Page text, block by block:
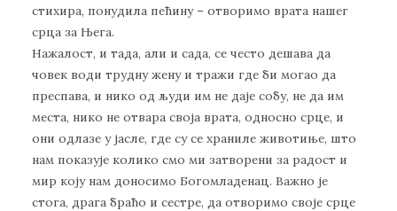
стихира, понудила пећину – отворимо врата нашег
срца за Њега.
Нажалост, и тада, али и сада, се често дешава да
човек води трудну жену и тражи где би могао да
преспава, и нико од људи им не даје собу, не да им
места, нико не отвара своја врата, односно срце, и
они одлазе у јасле, где су се храниле животиње, што
нам показује колико смо ми затворени за радост и
мир коју нам доносимо Богомладенац. Важно је
стога, драга браћо и сестре, да отворимо своје срце